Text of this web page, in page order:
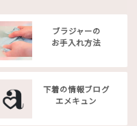
ブラジャーの
お手入れ方法
下着の情報ブログ
エメキュン